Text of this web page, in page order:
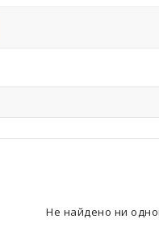
Не найдено ни